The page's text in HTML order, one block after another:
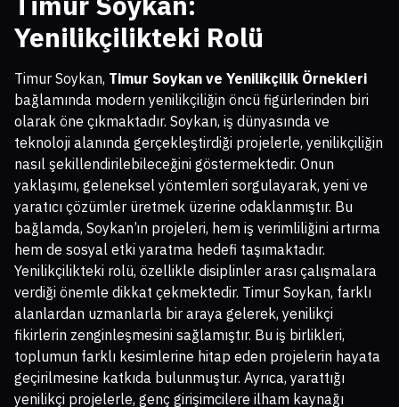
Yenilikçilikteki Rolü
Timur Soykan, Timur Soykan ve Yenilikçilik Örnekleri
bağlamında modern yenilikçiliğin öncü figürlerinden biri
olarak öne çıkmaktadır. Soykan, iş dünyasında ve
teknoloji alanında gerçekleştirdiği projelerle, yenilikçiliğin
nasıl şekillendirilebileceğini göstermektedir. Onun
yaklaşımı, geleneksel yöntemleri sorgulayarak, yeni ve
yaratıcı çözümler üretmek üzerine odaklanmıştır. Bu
bağlamda, Soykan’ın projeleri, hem iş verimliliğini artırma
hem de sosyal etki yaratma hedefi taşımaktadır.
Yenilikçilikteki rolü, özellikle disiplinler arası çalışmalara
verdiği önemle dikkat çekmektedir. Timur Soykan, farklı
alanlardan uzmanlarla bir araya gelerek, yenilikçi
fikirlerin zenginleşmesini sağlamıştır. Bu iş birlikleri,
toplumun farklı kesimlerine hitap eden projelerin hayata
geçirilmesine katkıda bulunmuştur. Ayrıca, yarattığı
yenilikçi projelerle, genç girişimcilere ilham kaynağı